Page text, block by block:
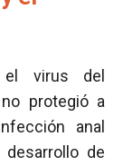
el virus del
no protegió a
anal
de